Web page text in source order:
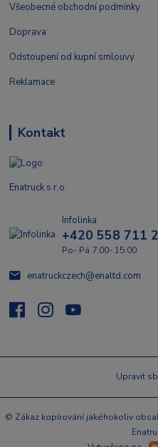
Všeobecné obchodní podmínky
Doprava
Odstoupení od kupní smlouvy
Reklamace
Kontakt
Enatruck s.r.o.
Infolinka
+420 558 711
Po- Pá 7:00- 15:00
enatruckczech@enaltd.com
Upravit
© Zákaz kopírování jakéhokoliv